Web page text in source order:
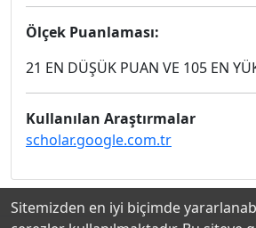
Ölçek Puanlaması:
21 EN DÜŞÜK PUAN VE 105 EN
Kullanılan Araştırmalar
scholar.google.com.tr
Sitemizden en iyi biçimde